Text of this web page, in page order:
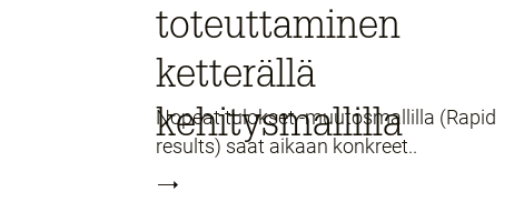
toteuttaminen
ketterällä
kehitysmallilla
Nopeat tulokset -muutosmallilla (Rapid
results) saat aikaan konkreet..